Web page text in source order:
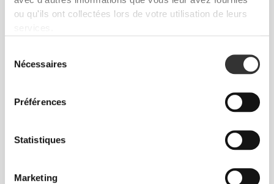
ou qu'ils ont collectées lors de votre utilisation de leurs
Nécessaires
Préférences
Statistiques
Marketing
coupe ajustée souligne ta silhouette.